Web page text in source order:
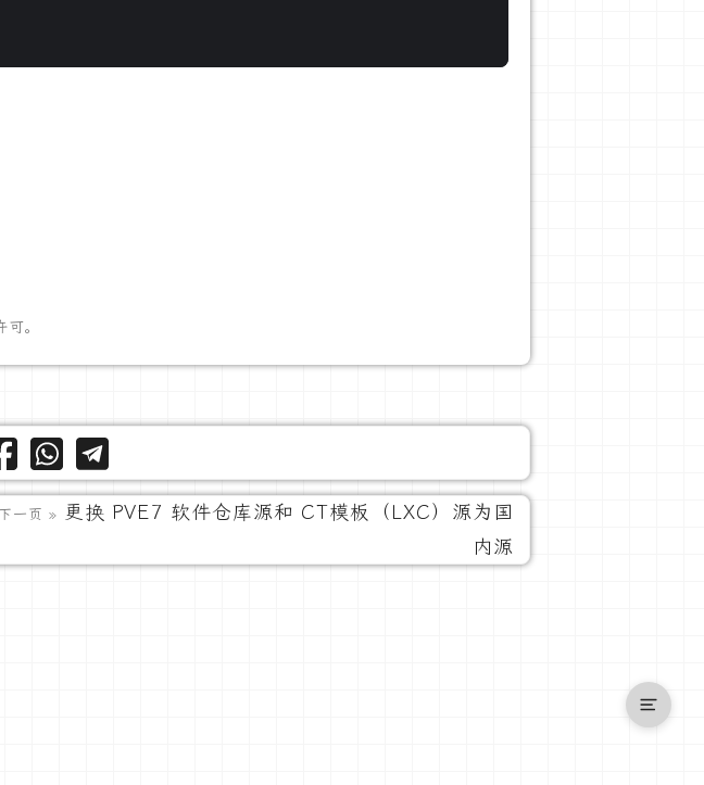
。
下一页 » 更换 PVE7 软件仓库源和 CT模板（LXC）源为国
内源